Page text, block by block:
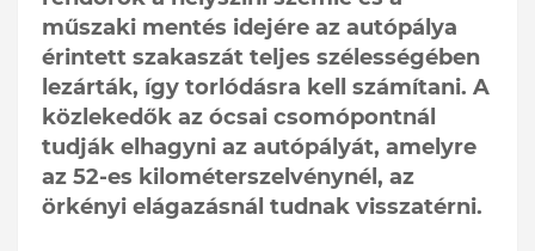
műszaki mentés idejére az autópálya
érintett szakaszát teljes szélességében
lezárták, így torlódásra kell számítani. A
közlekedők az ócsai csomópontnál
tudják elhagyni az autópályát, amelyre
az 52-es kilométerszelvénynél, az
örkényi elágazásnál tudnak visszatérni.